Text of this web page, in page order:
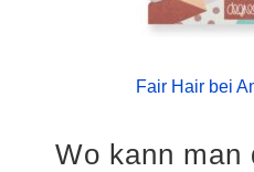
Fair Hair bei
Wo kann man